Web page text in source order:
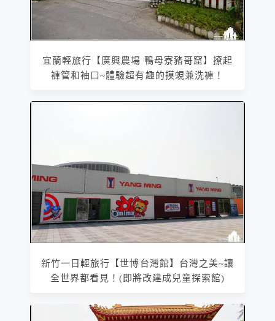
宜蘭輕旅行【廣興農場 鴨母寮豬哥窟】撩起
褲管和袖口~體驗超有趣的摸蜆兼洗褲！
新竹一日輕旅行【世博台灣館】台灣之美~讓
全世界都看見！(即將改建成兒童探索館)